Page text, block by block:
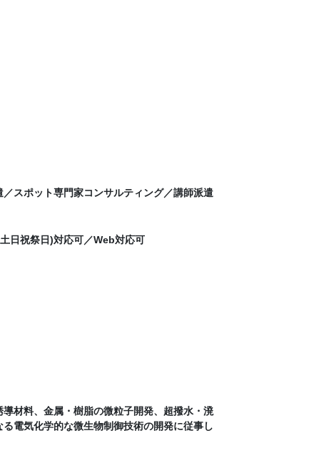
スポット専門家コンサルティング／講師派遣
日祝祭日)対応可／Web対応可
材料、金属・樹脂の微粒子開発、超撥水・溌
電気化学的な微生物制御技術の開発に従事し